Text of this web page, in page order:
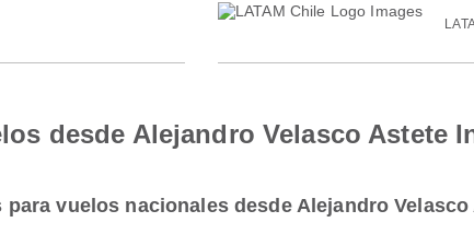
desde Alejandro Velasco Astete
vuelos nacionales desde Alejandro